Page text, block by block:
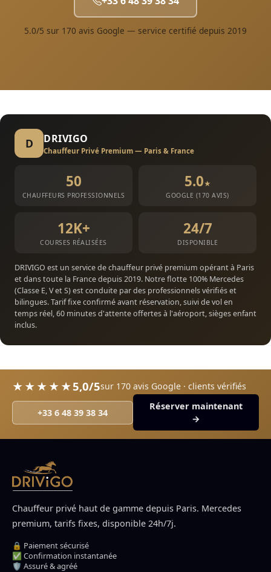
5.0/5 sur 170 avis Google — service certifié depuis 2019
D DRIVIGO
Chauffeur Privé Premium — Paris & France
50
CHAUFFEURS PROFESSIONNELS
5.0★
GOOGLE (170 AVIS)
12K+
COURSES RÉALISÉES
24/7
DISPONIBLE
DRIVIGO est un service de chauffeur privé premium opérant à Paris
et dans toute la France depuis 2019. Notre flotte 100% Mercedes
(Classe E, V et S) est conduite par des professionnels vérifiés et
bilingues. Tarif fixe confirmé avant réservation, suivi de vol en
temps réel, 60 minutes d'attente offertes à l'aéroport, sièges enfant
inclus.
★★★★★5,0/5sur 170 avis Google · clients vérifiés
+33 6 48 39 38 34
Réserver maintenant
→
Chauffeur privé haut de gamme depuis Paris. Mercedes
premium, tarifs fixes, disponible 24h/7j.
🔒 Paiement sécurisé
✅ Confirmation instantanée
🛡️ Assuré & agréé